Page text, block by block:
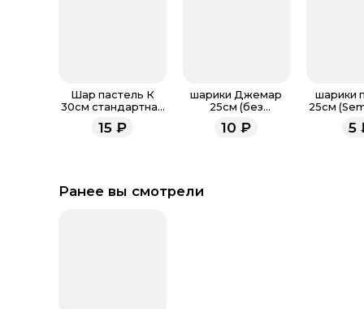
Шар пастель К
30см стандартная
15₽
шарики Джемар
25см (без
10 ₽
шарики
25см
5
Ранее вы смотрели